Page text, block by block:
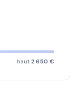
haut 2 650 €